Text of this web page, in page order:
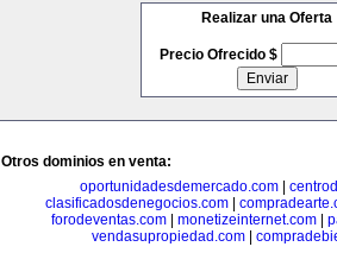
Realizar una Oferta
Precio Ofrecido $
Otros dominios en venta:
oportunidadesdemercado.com
clasificadosdenegocios.com|
forodeventas.com| monetizeinternet.com|
vendasupropiedad.com|